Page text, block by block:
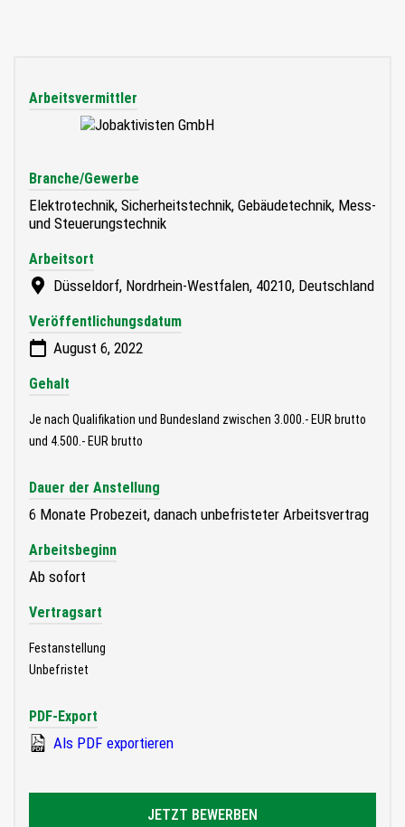
Arbeitsvermittler
Branche/Gewerbe
Elektrotechnik, Sicherheitstechnik, Gebäudetechnik, Mess-
und Steuerungstechnik
Arbeitsort
Düsseldorf, Nordrhein-Westfalen, 40210, Deutschland
Veröffentlichungsdatum
August 6, 2022
Gehalt
Je nach Qualifikation und Bundesland zwischen 3.000.- EUR brutto
und 4.500.- EUR brutto
Dauer der Anstellung
6 Monate Probezeit, danach unbefristeter Arbeitsvertrag
Arbeitsbeginn
Ab sofort
Vertragsart
Festanstellung
Unbefristet
PDF-Export
Als PDF exportieren
JETZT BEWERBEN